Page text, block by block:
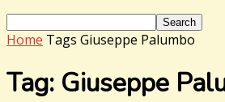
Home Tags Giuseppe Palumbo
Tag: Giuseppe